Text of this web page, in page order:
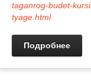
taganrog-budet-
tyage.html
Подробнее